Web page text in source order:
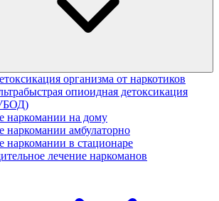
организма от наркотиков
опиоидная детоксикация
наркомании на дому
наркомании амбулаторно
наркомании в стационаре
лечение наркоманов